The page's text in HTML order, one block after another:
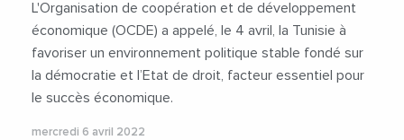
L'Organisation de coopération et de développement
économique (OCDE) a appelé, le 4 avril, la Tunisie à
favoriser un environnement politique stable fondé sur
la démocratie et l’Etat de droit, facteur essentiel pour
le succès économique.
mercredi 6 avril 2022